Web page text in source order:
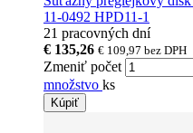
11-0492 HPD11-1
21 pracovných dní
€ 135,26 € 109,97 bez DPH
Zmeniť počet
množstvo ks
Kúpiť